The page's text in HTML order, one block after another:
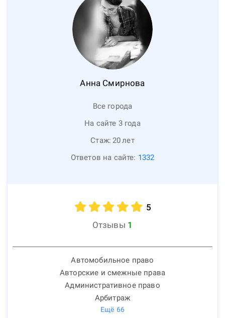
Анна Смирнова
Все города
На сайте 3 года
Стаж: 20лет
Ответов на сайте: 1332
5
Отзывы 1
Автомобильное право
Авторские и смежные права
Административное право
Арбитраж
Ещё 66